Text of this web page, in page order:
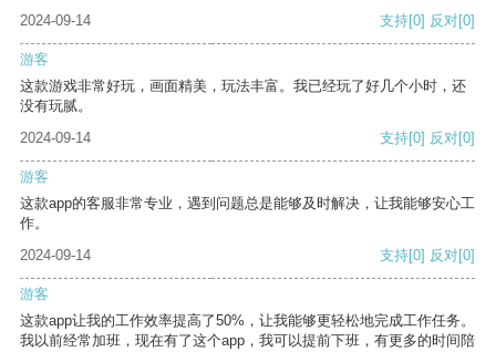
2024-09-14 支持[0] 反对[0]
游客
这款游戏非常好玩，画面精美，玩法丰富。我已经玩了好几个小时，还
没有玩腻。
2024-09-14
支持[0] 反对[0]
游客
这款app的客服非常专业，遇到问题总是能够及时解决，让我能够安心工
作。
2024-09-14
支持[0] 反对[0]
游客
这款app让我的工作效率提高了50%，让我能够更轻松地完成工作任务。
我以前经常加班，现在有了这个app，我可以提前下班，有更多的时间陪